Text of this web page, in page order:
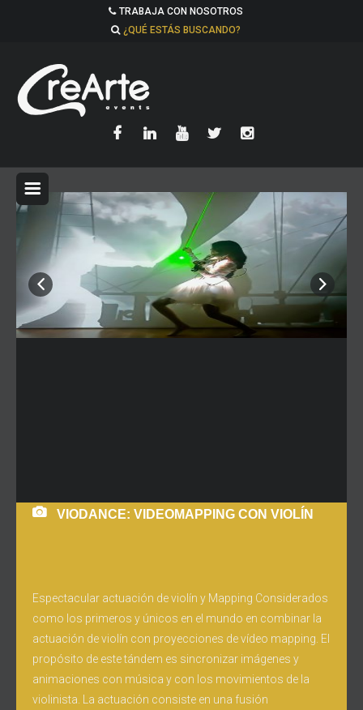
TRABAJA CON NOSOTROS
¿QUÉ ESTÁS BUSCANDO?
VIODANCE: VIDEOMAPPING CON VIOLÍN
Espectacular actuación de violín y Mapping Considerados
como los primeros y únicos en el mundo en combinar la
actuación de violín con proyecciones de vídeo mapping. El
propósito de este tándem es sincronizar imágenes y
animaciones con música y con los movimientos de la
violinista. La actuación consiste en una fusión